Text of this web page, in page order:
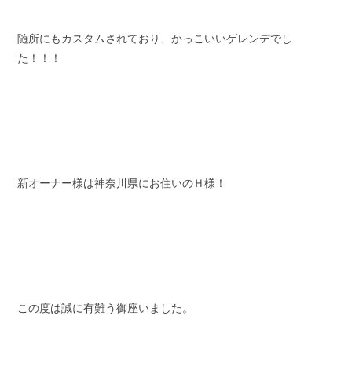
随所にもカスタムされており、かっこいいゲレンデでし
た！！！
新オーナー様は神奈川県にお住いのＨ様！
この度は誠に有難う御座いました。